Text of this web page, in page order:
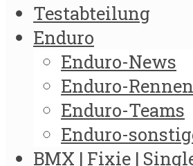
Testabteilung
Enduro
Enduro-News
Enduro-Rennen
Enduro-Teams
Enduro-
BMX | Fixie |